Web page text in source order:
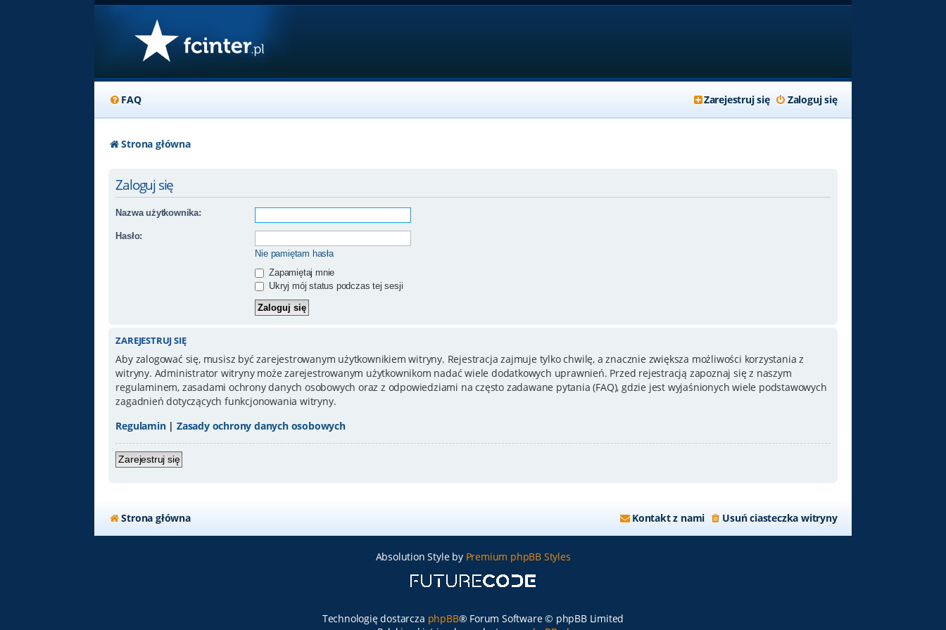
FAQ Zaloguj się
Zarejestruj się
Strona główna
Zaloguj się
Nazwa użytkownika:
Hasło:
Nie pamiętam hasła
Zapamiętaj mnie
Ukryj mój status podczas tej sesji
ZAREJESTRUJ SIĘ
Aby zalogować się, musisz być zarejestrowanym użytkownikiem witryny. Rejestracja zajmuje tylko chwilę, a znacznie zwiększa możliwości korzystania z
witryny. Administrator witryny może zarejestrowanym użytkownikom nadać wiele dodatkowych uprawnień. Przed rejestracją zapoznaj się z naszym
regulaminem, zasadami ochrony danych osobowych oraz z odpowiedziami na często zadawane pytania (FAQ), gdzie jest wyjaśnionych wiele podstawowych
zagadnień dotyczących funkcjonowania witryny.
Regulamin|Zasady ochrony danych osobowych
Zarejestruj się
Strona główna Usuń ciasteczka witryny
Kontakt z nami
Absolution Style by Premium phpBB Styles
Technologię dostarcza phpBB® Forum Software © phpBB Limited